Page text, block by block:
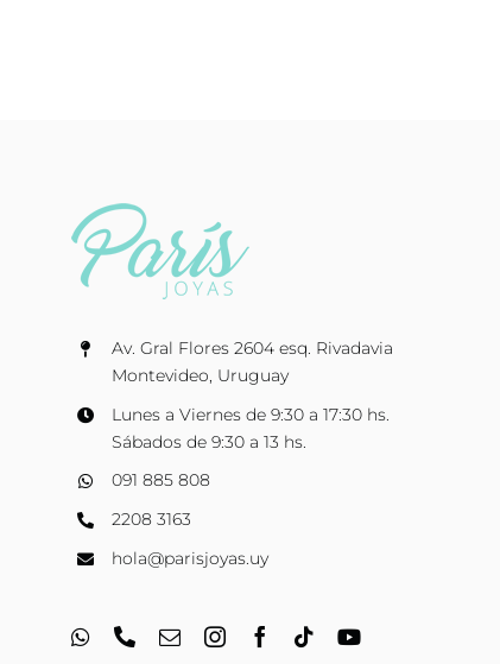
Av. Gral Flores 2604 esq. Rivadavia
Montevideo, Uruguay
Lunes a Viernes de 9:30 a 17:30 hs.
Sábados de 9:30 a 13 hs.
091 885 808
2208 3163
hola@parisjoyas.uy